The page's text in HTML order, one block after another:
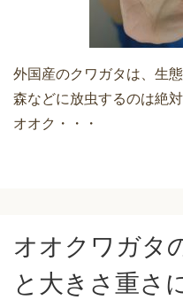
外国産のクワガタは、生
森などに放虫するのは絶
オオク・・・
オオクワガタ
と大きさ重さ